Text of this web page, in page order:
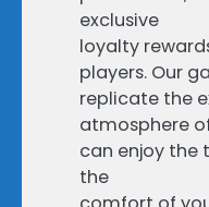
exclusive
loyalty
players. Our
replicate the
atmosphere
can enjoy the
the